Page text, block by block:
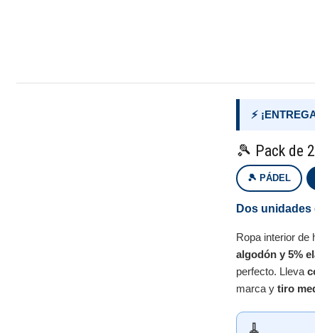
⚡
🎾 Pack de
🎾 PÁDEL
Dos
Ropa interior de
algodón y 5%
perfecto. Lleva
marca y tiro
🧹